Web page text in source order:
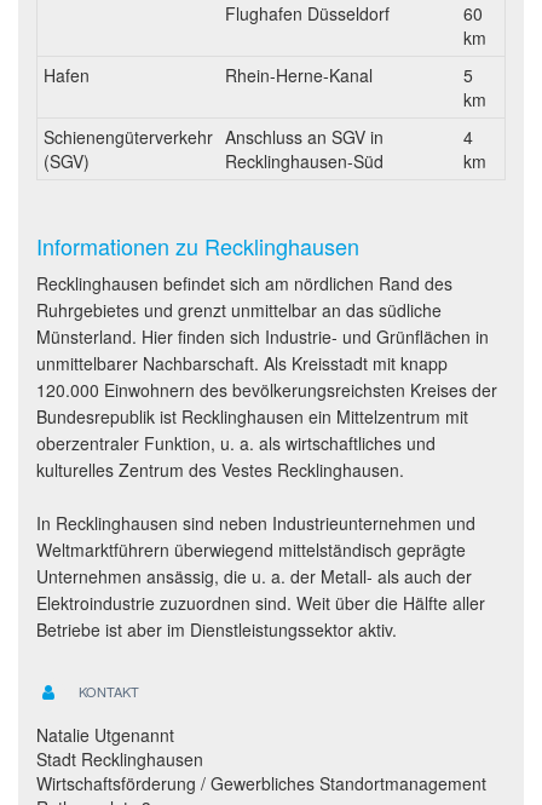
Flughafen Düsseldorf
60
km
Hafen
Rhein-Herne-Kanal
5
km
Schienengüterverkehr
(SGV)
Anschluss an SGV in
Recklinghausen-Süd
4
km
Informationen zu Recklinghausen
Recklinghausen befindet sich am nördlichen Rand des
Ruhrgebietes und grenzt unmittelbar an das südliche
Münsterland. Hier finden sich Industrie- und Grünflächen in
unmittelbarer Nachbarschaft. Als Kreisstadt mit knapp
120.000 Einwohnern des bevölkerungsreichsten Kreises der
Bundesrepublik ist Recklinghausen ein Mittelzentrum mit
oberzentraler Funktion, u. a. als wirtschaftliches und
kulturelles Zentrum des Vestes Recklinghausen.
In Recklinghausen sind neben Industrieunternehmen und
Weltmarktführern überwiegend mittelständisch geprägte
Unternehmen ansässig, die u. a. der Metall- als auch der
Elektroindustrie zuzuordnen sind. Weit über die Hälfte aller
Betriebe ist aber im Dienstleistungssektor aktiv.
KONTAKT
Natalie Utgenannt
Stadt Recklinghausen
Wirtschaftsförderung / Gewerbliches Standortmanagement